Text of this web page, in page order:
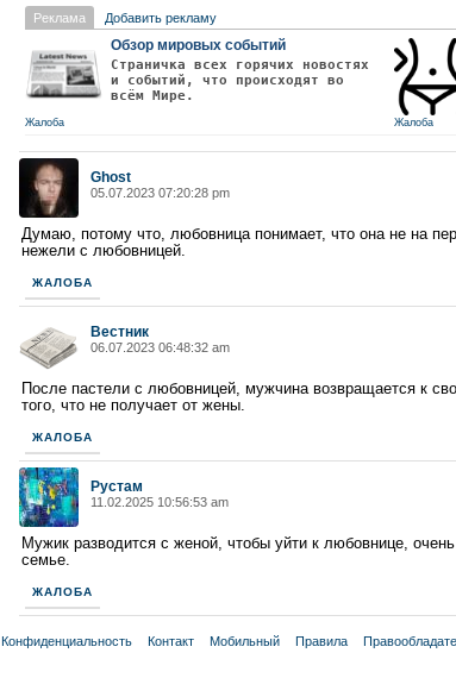
Реклама Добавить рекламу
Обзор мировых событий
Страничка всех горячих новостях
и событий, что происходят во
всём Мире.
Жалоба Жалоба
Ghost
05.07.2023 07:20:28 pm
Думаю, потому что, любовница понимает, что она не на
нежели с любовницей.
ЖАЛОБА
Вестник
06.07.2023 06:48:32 am
После пастели с любовницей, мужчина возвращается к
того, что не получает от жены.
ЖАЛОБА
Рустам
11.02.2025 10:56:53 am
Мужик разводится с женой, чтобы уйти к любовнице,
семье.
ЖАЛОБА
Конфиденциальность Контакт Мобильный Правила